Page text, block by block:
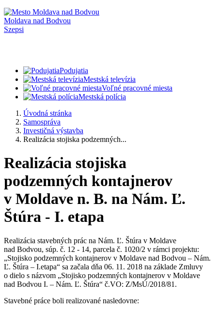
Moldava nad Bodvou
Szepsi
Podujatia
Mestská televízia
Voľné pracovné miesta
Mestská polícia
Úvodná stránka
Samospráva
Investičná výstavba
Realizácia stojiska podzemných...
Realizácia stojiska
podzemných kontajnerov
v Moldave n. B. na Nám. Ľ.
Štúra - I. etapa
Realizácia stavebných prác na Nám. Ľ. Štúra v Moldave
nad Bodvou, súp. č. 12 - 14, parcela č. 1020/2 v rámci projektu:
„Stojisko podzemných kontajnerov v Moldave nad Bodvou – Nám.
Ľ. Štúra – I.etapa“ sa začala dňa 06. 11. 2018 na základe Zmluvy
o dielo s názvom „Stojisko podzemných kontajnerov v Moldave
nad Bodvou I. – Nám. Ľ. Štúra“ č.VO: Z/MsÚ/2018/81.
Stavebné práce boli realizované nasledovne: